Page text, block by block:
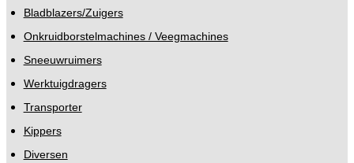
Bladblazers/Zuigers
Onkruidborstelmachines / Veegmachines
Sneeuwruimers
Werktuigdragers
Transporter
Kippers
Diversen